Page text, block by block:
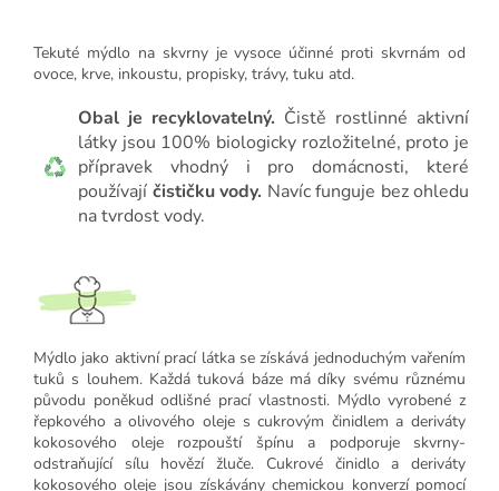
Tekuté mýdlo na skvrny je vysoce účinné proti skvrnám od
ovoce, krve, inkoustu, propisky, trávy, tuku atd.
Obal je recyklovatelný. Čistě rostlinné aktivní
látky jsou 100% biologicky rozložitelné, proto je
přípravek vhodný i pro domácnosti, které
používají čističku vody. Navíc funguje bez ohledu
na tvrdost vody.
Mýdlo jako aktivní prací látka se získává jednoduchým vařením
tuků s louhem. Každá tuková báze má díky svému různému
původu poněkud odlišné prací vlastnosti. Mýdlo vyrobené z
řepkového a olivového oleje s cukrovým činidlem a deriváty
kokosového oleje rozpouští špínu a podporuje skvrny-
odstraňující sílu hovězí žluče. Cukrové činidlo a deriváty
kokosového oleje jsou získávány chemickou konverzí pomocí